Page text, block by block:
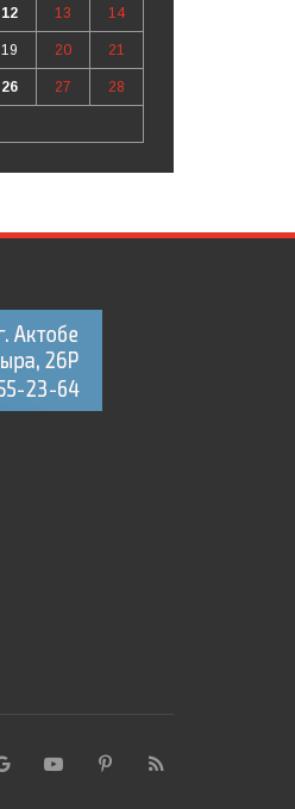
12 13 14
19 20 21
26 27 28